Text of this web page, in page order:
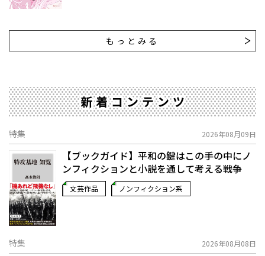
もっとみる
新着コンテンツ
特集 2026年08月09日
【ブックガイド】平和の鍵はこの手の中に――ノ
ンフィクションと小説を通して考える戦争
文芸作品 ノンフィクション系
特集 2026年08月08日